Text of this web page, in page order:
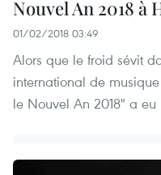
Nouvel An 2018 à
01/02/2018 03:49
Alors que le froid sévit
international de
le Nouvel An 2018" a